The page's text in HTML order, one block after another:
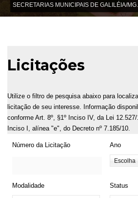
SECRETARIAS MUNICIPAIS DE GALILÉIA/MG.
Licitações
Utilize o filtro de pesquisa abaixo para
licitação de seu interesse. Informação
conforme Art. 8º, §1º Inciso IV, da Lei 12.527/
Inciso I, alínea "e", do Decreto nº 7.185/10.
Número da Licitação Ano
Modalidade Status